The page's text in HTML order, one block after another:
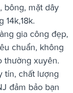
bông, mặt dây
14k,18k.
gia công đẹp,
chuẩn, không
thường xuyên.
tín, chất lượng
đảm bảo bạn